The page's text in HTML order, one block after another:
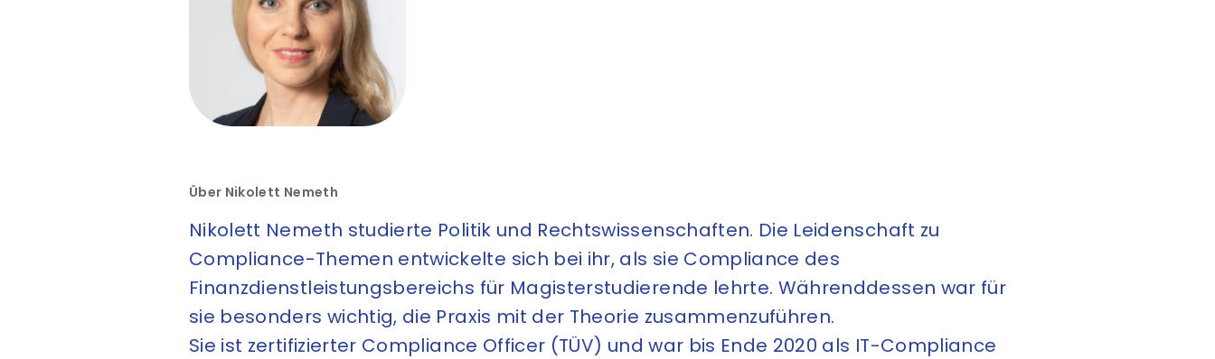
Über Nikolett Nemeth
Nikolett Nemeth studierte Politik und Rechtswissenschaften. Die Leidenschaft zu
Compliance-Themen entwickelte sich bei ihr, als sie Compliance des
Finanzdienstleistungsbereichs für Magisterstudierende lehrte. Währenddessen war für
sie besonders wichtig, die Praxis mit der Theorie zusammenzuführen.
Sie ist zertifizierter Compliance Officer (TÜV) und war bis Ende 2020 als IT-Compliance